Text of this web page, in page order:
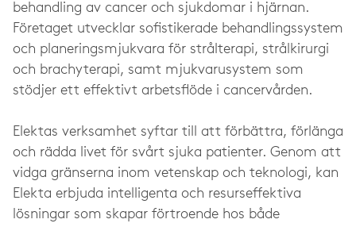
behandling av cancer och sjukdomar i hjärnan.
Företaget utvecklar sofistikerade behandlingssystem
och planeringsmjukvara för strålterapi, strålkirurgi
och brachyterapi, samt mjukvarusystem som
stödjer ett effektivt arbetsflöde i cancervården.
Elektas verksamhet syftar till att förbättra, förlänga
och rädda livet för svårt sjuka patienter. Genom att
vidga gränserna inom vetenskap och teknologi, kan
Elekta erbjuda intelligenta och resurseffektiva
lösningar som skapar förtroende hos både